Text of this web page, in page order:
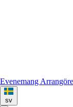
Evenemang
sv